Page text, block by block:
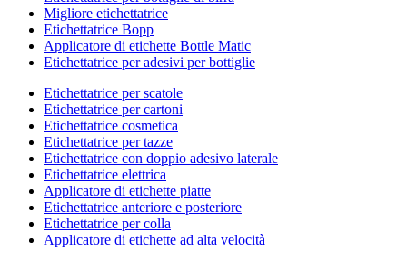
Migliore etichettatrice
Etichettatrice Bopp
Applicatore di etichette Bottle Matic
Etichettatrice per adesivi per bottiglie
Etichettatrice per scatole
Etichettatrice per cartoni
Etichettatrice cosmetica
Etichettatrice per tazze
Etichettatrice con doppio adesivo laterale
Etichettatrice elettrica
Applicatore di etichette piatte
Etichettatrice anteriore e posteriore
Etichettatrice per colla
Applicatore di etichette ad alta velocità